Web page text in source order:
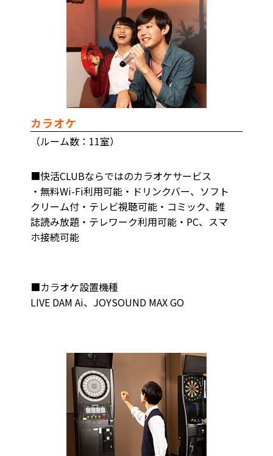
カラオケ
（ルーム数：11室）
■快活CLUBならではのカラオケサービス
・無料Wi-Fi利用可能・ドリンクバー、ソフト
クリーム付・テレビ視聴可能・コミック、雑
誌読み放題・テレワーク利用可能・PC、スマ
ホ接続可能
■カラオケ設置機種
LIVE DAM Ai、JOYSOUND MAX GO